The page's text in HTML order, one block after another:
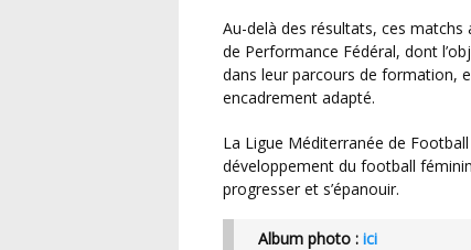
Au-delà des résultats, ces matchs amicaux s’inscrivent pleinement dans la démarche du Plan
de Performance Fédéral, dont
dans leur parcours de formation,
encadrement adapté.
La Ligue Méditerranée de Football poursuit ainsi son engagement en faveur du
développement du football
progresser et s’épanouir.
Album photo : ici